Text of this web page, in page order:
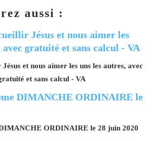
aussi :
et nous aimer les uns les autres, avec
et sans calcul - VA
ORDINAIRE le 28 juin 2020